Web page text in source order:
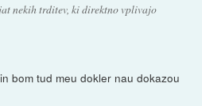
nekih trditev, ki direktno vplivajo
bom tud meu dokler nau dokazou